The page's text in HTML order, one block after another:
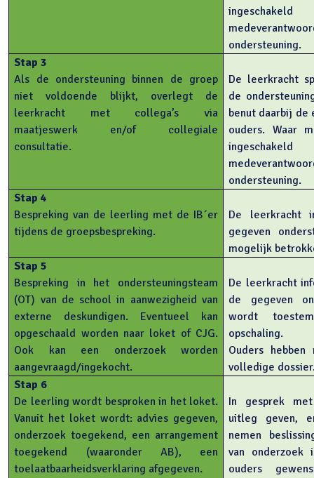
ondersteuning.
Stap 3
Als de ondersteuning binnen de groep
niet voldoende blijkt, overlegt de
leerkracht met collega’s via
maatjeswerk en/of collegiale
consultatie.
De leerkracht
de
benut daarbij de
ouders. Waar
ondersteuning.
Stap 4
Bespreking van de leerling met de IB´er
tijdens de groepsbespreking.
De leerkracht
gegeven
mogelijk
Stap 5
Bespreking in het ondersteuningsteam
(OT) van de school in aanwezigheid van
externe deskundigen. Eventueel kan
opgeschaald worden naar loket of CJG.
Ook kan een onderzoek worden
aangevraagd/ingekocht.
De leerkracht
de gegeven
wordt
opschaling.
Ouders
volledige
Stap 6
De leerling wordt besproken in het loket.
Vanuit het loket wordt: advies gegeven,
onderzoek toegekend, een arrangement
toegekend (waaronder AB), een
toelaatbaarheidsverklaring afgegeven.
In gesprek
uitleg geven,
nemen
van onderzoek
ouders